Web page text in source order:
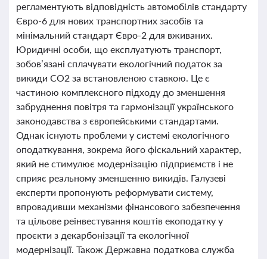
регламентують відповідність автомобілів стандарту
Євро-6 для нових транспортних засобів та
мінімальний стандарт Євро-2 для вживаних.
Юридичні особи, що експлуатують транспорт,
зобов’язані сплачувати екологічний податок за
викиди CO2 за встановленою ставкою. Це є
частиною комплексного підходу до зменшення
забруднення повітря та гармонізації українського
законодавства з європейськими стандартами.
Однак існують проблеми у системі екологічного
оподаткування, зокрема його фіскальний характер,
який не стимулює модернізацію підприємств і не
сприяє реальному зменшенню викидів. Галузеві
експерти пропонують реформувати систему,
впровадивши механізми фінансового забезпечення
та цільове реінвестування коштів екоподатку у
проєкти з декарбонізації та екологічної
модернізації. Також Державна податкова служба